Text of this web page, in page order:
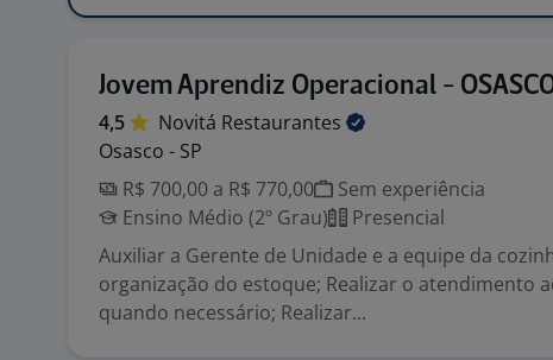
Jovem Aprendiz Operacional -
4,5 Novitá Restaurantes
Osasco - SP
R$ 700,00 a R$ 770,00
Sem experiência
Ensino Médio (2º Grau)
Presencial
Auxiliar a Gerente de Unidade e a equipe da
organização do estoque; Realizar o atendimento
quando necessário; Realizar...